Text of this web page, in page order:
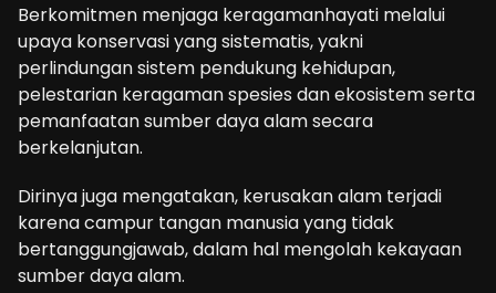
Berkomitmen menjaga keragamanhayati melalui
upaya konservasi yang sistematis, yakni
perlindungan sistem pendukung kehidupan,
pelestarian keragaman spesies dan ekosistem serta
pemanfaatan sumber daya alam secara
berkelanjutan.
Dirinya juga mengatakan, kerusakan alam terjadi
karena campur tangan manusia yang tidak
bertanggungjawab, dalam hal mengolah kekayaan
sumber daya alam.